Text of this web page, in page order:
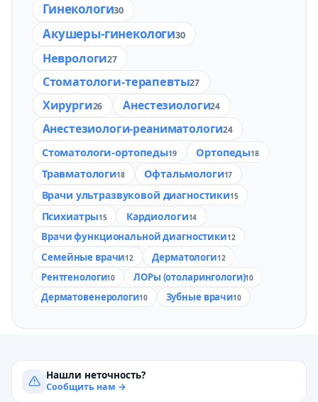
Гинекологи30
Акушеры-гинекологи30
Неврологи27
Стоматологи-терапевты27
Хирурги26 Анестезиологи24
Анестезиологи-реаниматологи24
Стоматологи-ортопеды19 Ортопеды18
Травматологи18 Офтальмологи17
Врачи ультразвуковой диагностики15
Психиатры15 Кардиологи14
Врачи функциональной диагностики12
Семейные врачи12 Дерматологи12
Рентгенологи10 ЛОРы (отоларингологи)10
Дерматовенерологи10 Зубные врачи10
Нашли неточность?
Сообщить нам →